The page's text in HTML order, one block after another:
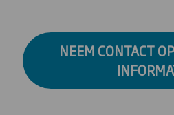
NEEM CONTACT